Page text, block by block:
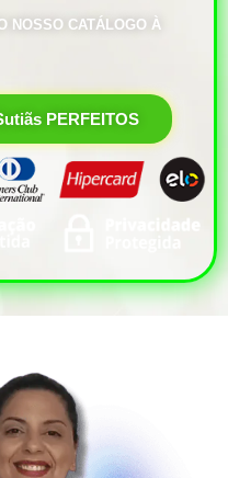
NOSSO CATÁLOGO À
PERFEITOS